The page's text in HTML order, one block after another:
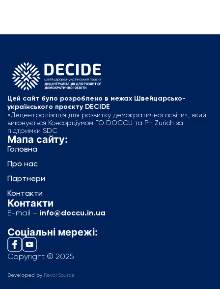
Цей сайт було розроблено в межах Швейцарсько-
українського проєкту DECIDE
«Децентралізація для розвитку демократичної освіти», який
виконується Консорціумом ГО DOCCU та PH Zurich за
підтримки SDC
Мапа сайту:
Головна
Про нас
Партнери
Контакти
Контакти
E-mail – info@doccu.in.ua
Соціальні мережі:
Copyright © 2025
Developed by Revol Source